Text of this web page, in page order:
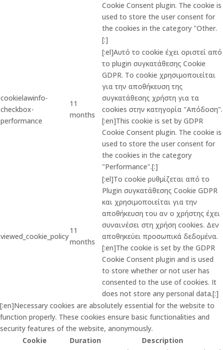
Cookie Consent plugin. The cookie is
used to store the user consent for
the cookies in the category "Other.
[:]
cookielawinfo-
checkbox-
performance
11
months
[:el]Αυτό το cookie έχει οριστεί από
το plugin συγκατάθεσης Cookie
GDPR. Το cookie χρησιμοποιείται
για την αποθήκευση της
συγκατάθεσης χρήστη για τα
cookies στην κατηγορία "Απόδοση".
[:en]This cookie is set by GDPR
Cookie Consent plugin. The cookie is
used to store the user consent for
the cookies in the category
"Performance".[:]
viewed_cookie_policy
11
months
[:el]Το cookie ρυθμίζεται από το
Plugin συγκατάθεσης Cookie GDPR
και χρησιμοποιείται για την
αποθήκευση του αν ο χρήστης έχει
συναινέσει στη χρήση cookies. Δεν
αποθηκεύει προσωπικά δεδομένα.
[:en]The cookie is set by the GDPR
Cookie Consent plugin and is used
to store whether or not user has
consented to the use of cookies. It
does not store any personal data.[:]
[:en]Necessary cookies are absolutely essential for the website to
function properly. These cookies ensure basic functionalities and
security features of the website, anonymously.
Cookie
Duration Description